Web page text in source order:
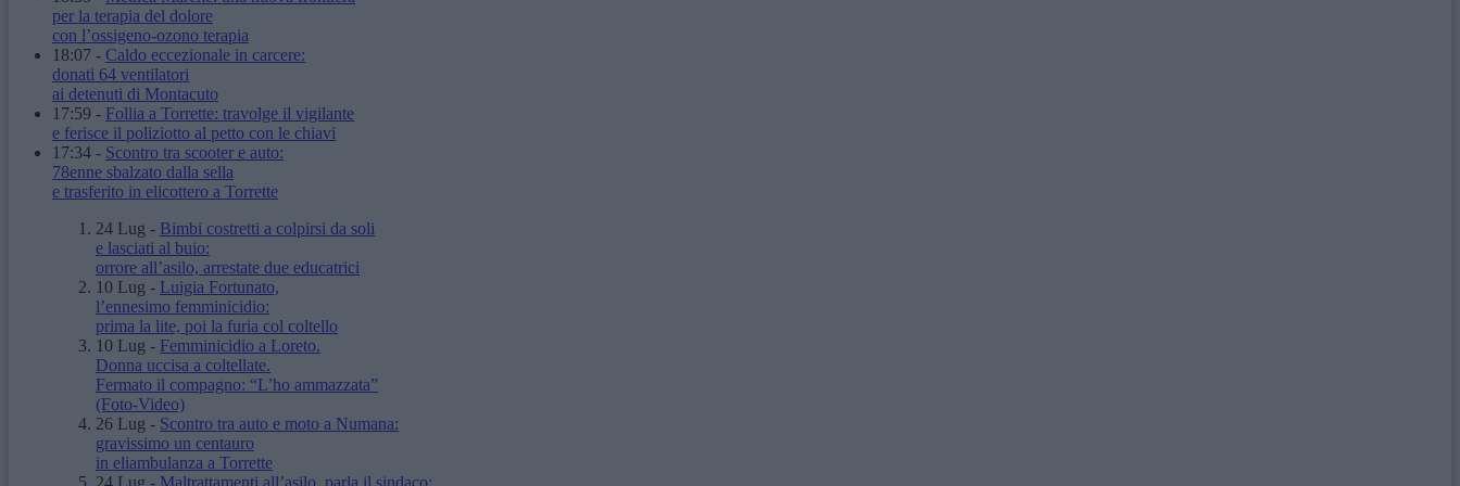
per la terapia del dolore
con l’ossigeno-ozono terapia
18:07 - Caldo eccezionale in carcere:
donati 64 ventilatori
ai detenuti di Montacuto
17:59 - Follia a Torrette: travolge il vigilante
e ferisce il poliziotto al petto con le chiavi
17:34 - Scontro tra scooter e auto:
78enne sbalzato dalla sella
e trasferito in elicottero a Torrette
24 Lug - Bimbi costretti a colpirsi da soli
e lasciati al buio:
orrore all’asilo, arrestate due educatrici
10 Lug - Luigia Fortunato,
l’ennesimo femminicidio:
prima la lite, poi la furia col coltello
10 Lug - Femminicidio a Loreto.
Donna uccisa a coltellate.
Fermato il compagno: “L’ho ammazzata”
(Foto-Video)
26 Lug - Scontro tra auto e moto a Numana:
gravissimo un centauro
in eliambulanza a Torrette